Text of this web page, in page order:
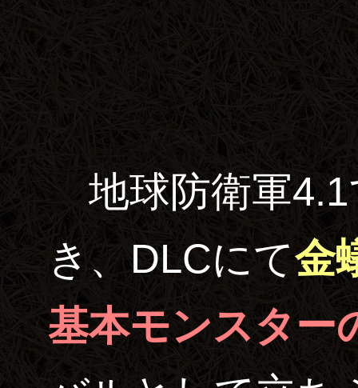
地球防衛軍4.1
き、DLCにて金
基本モンスター